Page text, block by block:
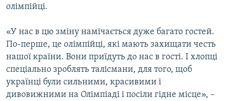
олімпійці.
«У нас в цю зміну намічається дуже багато гостей.
По-перше, це олімпійці, які мають захищати честь
нашої країни. Вони приїдуть до нас в гості. І хлопці
спеціально зроблять талісмани, для того, щоб
українці були сильними, красивими і
дивовижними на Олімпіаді і посіли гідне місце», –